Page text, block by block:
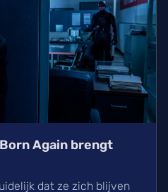
Again brengt
dat ze zich blijven